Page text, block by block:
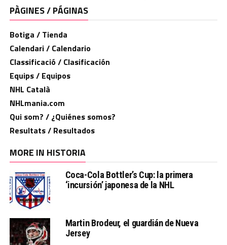
PÀGINES / PÁGINAS
Botiga / Tienda
Calendari / Calendario
Classificació / Clasificación
Equips / Equipos
NHL Català
NHLmania.com
Qui som? / ¿Quiénes somos?
Resultats / Resultados
MORE IN HISTORIA
Coca-Cola Bottler’s Cup: la primera
‘incursión’ japonesa de la NHL
Martin Brodeur, el guardián de Nueva
Jersey